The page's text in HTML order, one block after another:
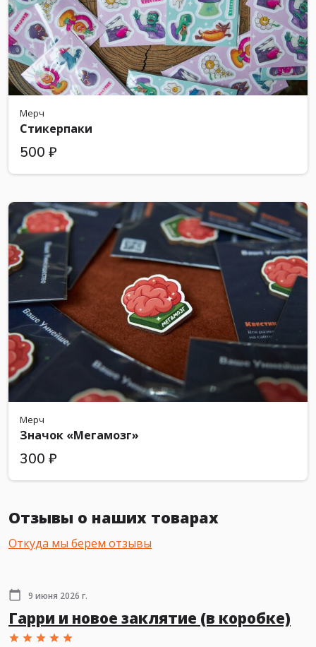
Мерч
Стикерпаки
500 ₽
Мерч
Значок «Мегамозг»
300 ₽
Отзывы о наших товарах
Откуда мы берем отзывы
9 июня 2026 г.
Гарри и новое заклятие (в коробке)